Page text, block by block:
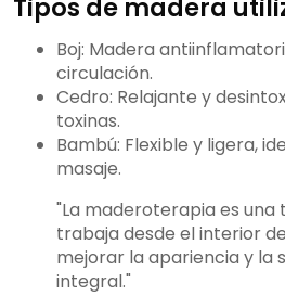
Tipos de madera
Boj: Madera
circulación.
Cedro: Relajante y
toxinas.
Bambú: Flexible y ligera,
masaje.
"La maderoterapia es
trabaja desde el interior
mejorar la apariencia y la
integral."